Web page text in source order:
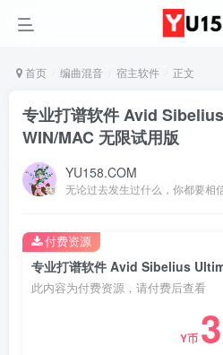
首页 编曲混音 宿主软件 正文
专业打谱软件 Avid
WIN/MAC 无限试用版
YU158.COM
此内容为付费资源，请付费后查看
Y币 3
付费资源